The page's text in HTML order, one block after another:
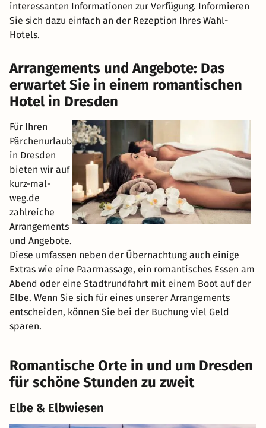
interessanten Informationen zur Verfügung. Informieren
Sie sich dazu einfach an der Rezeption Ihres Wahl-
Hotels.
Arrangements und Angebote: Das
erwartet Sie in einem romantischen
Hotel in Dresden
Für Ihren
Pärchenurlaub
in Dresden
bieten wir auf
kurz-mal-
weg.de
zahlreiche
Arrangements
und Angebote.
Diese umfassen neben der Übernachtung auch einige
Extras wie eine Paarmassage, ein romantisches Essen am
Abend oder eine Stadtrundfahrt mit einem Boot auf der
Elbe. Wenn Sie sich für eines unserer Arrangements
entscheiden, können Sie bei der Buchung viel Geld
sparen.
Romantische Orte in und um Dresden
für schöne Stunden zu zweit
Elbe & Elbwiesen